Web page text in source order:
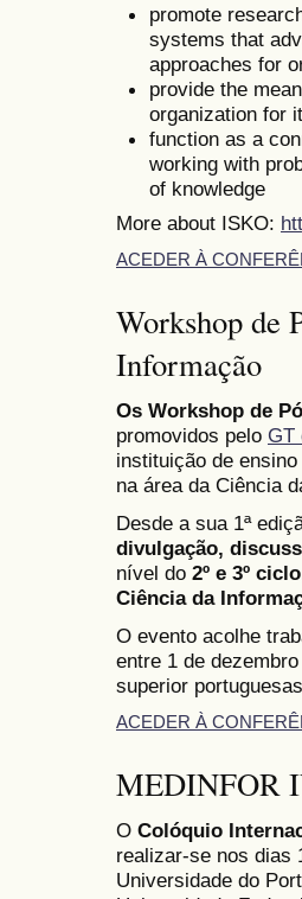
promote
systems that
approaches for
provide the
organization for
function as a
working with
of knowledge
More about ISKO:
ACEDER À
Workshop de
Informação
Os Workshop de
promovidos pelo GT
instituição de
na área da Ciência
Desde a sua 1ª
divulgação,
nível do 2º e 3º ciclo
Ciência da
O evento acolhe
entre 1 de
superior
ACEDER À
MEDINFOR
O Colóquio
realizar-se nos dias
Universidade do